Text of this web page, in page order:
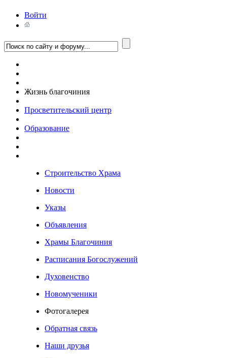
Войти
Жизнь благочиния
Просветительский центр
Образование
Строительство Храма
Новости
Указы
Объявления
Храмы Благочиния
Расписания Богослужений
Духовенство
Новомученики
Фотогалерея
Обратная связь
Наши друзья